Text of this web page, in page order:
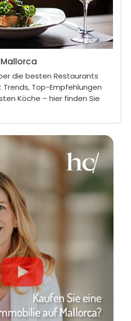
die besten Restaurants
Top-Empfehlungen
Köche – hier finden Sie